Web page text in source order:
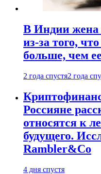
В Индии жена
из-за того,
больше, чем ее
2 года спустя2 года
Россияне
относятся к
будущего.
Rambler&Co
4 дня спустя